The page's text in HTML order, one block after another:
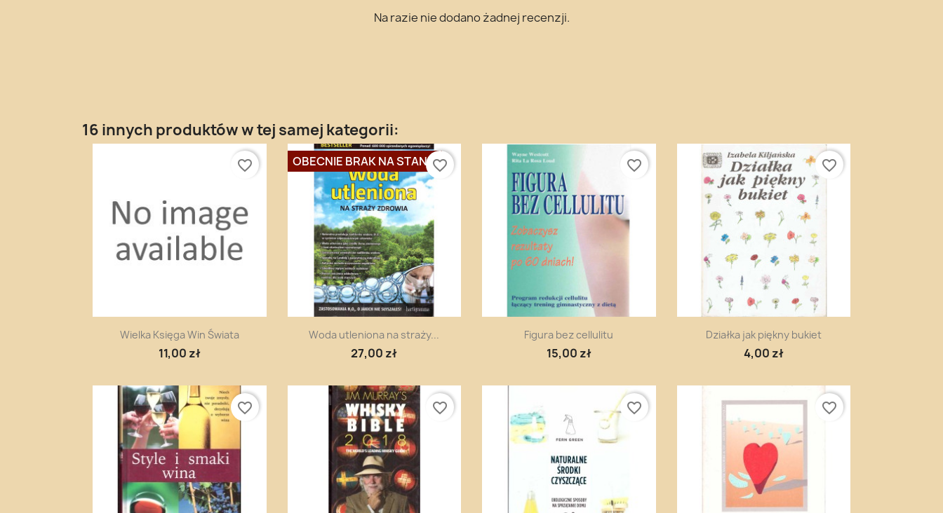
Na razie nie dodano żadnej recenzji.
16 innych produktów w tej samej kategorii:
Szybki podgląd
Wielka Księga Win Świata
11,00 zł
favorite_border
Szybki podgląd
Woda utleniona na straży...
27,00 zł
OBECNIE BRAK NA STANIEfavorite_border
Szybki podgląd
Figura bez cellulitu
15,00 zł
favorite_border
Szybki podgląd
Działka jak piękny bukiet
4,00 zł
favorite_border
favorite_border favorite_border favorite_border favorite_border